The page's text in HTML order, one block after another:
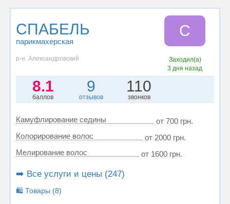
СПАБЕЛЬ
парикмахерская
С
р-н. Александровский
Заходил(а)
3 дня назад
8.1
баллов
9
отзывов
110
звонков
Камуфлирование седины
от 700 грн.
Колорирование волос
от 2000 грн.
Мелирование волос
от 1600 грн.
➡️ Все услуги и цены (247)
🛍️ Товары (8)